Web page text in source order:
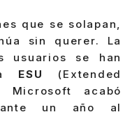
que se solapan,
sin querer. La
usuarios se han
ESU
(Extended
Microsoft acabó
un año al